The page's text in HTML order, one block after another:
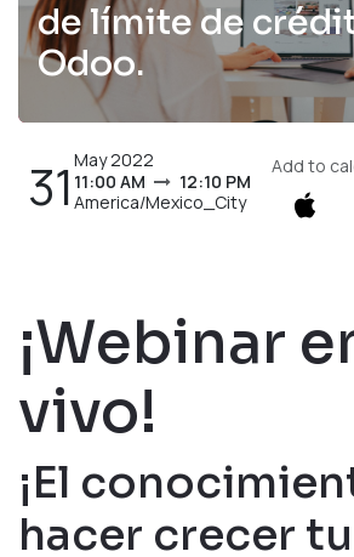
de límite de
Odoo.
31 May 2022
11:00 AM
12:10 PM
America/Mexico_City
Add to
¡Webinar
vivo!
¡El
hacer crecer tu